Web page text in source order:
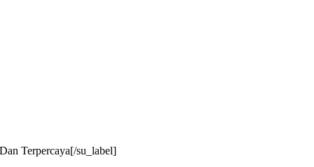
Terpercaya[/su_label]